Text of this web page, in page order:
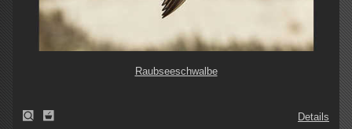
Raubseeschwalbe
Details